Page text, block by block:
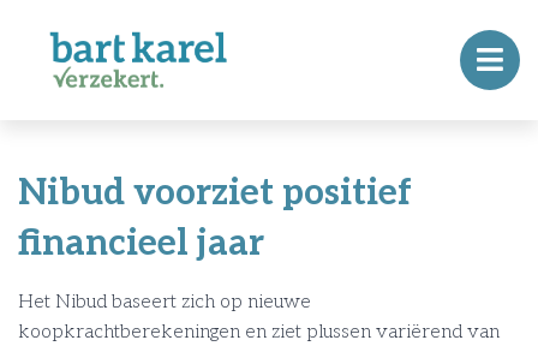
Nibud voorziet positief
financieel jaar
Het Nibud baseert zich op nieuwe
koopkrachtberekeningen en ziet plussen variërend van